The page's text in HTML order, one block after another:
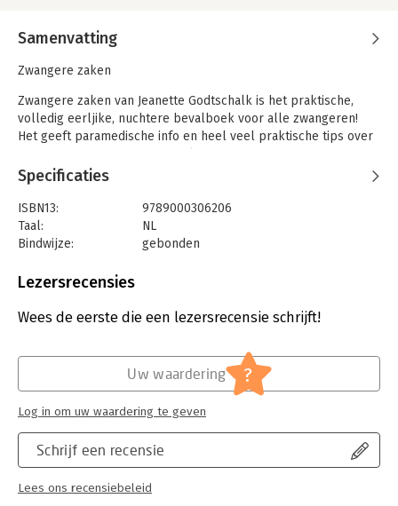
Samenvatting
Zwangere zaken
Zwangere zaken van Jeanette Godtschalk is het praktische,
volledig eerljike, nuchtere bevalboek voor alle zwangeren!
Het geeft paramedische info en heel veel praktische tips over
buik, bekken, bekkenbodem, kraamtijd en babytips. Het boek
staat vol informatie en oefeningen hoe je tijdens je
zwangerschap gezond blijft bewegen. Zwangere zaken vertelt
wat er nu precies gebeurt in je lichaam tijdens de bevalling en
hoe je die processen de ruimte kunt geven. Wat te doen met
je dan? Met uitklap-oefenbladen en insteekmappen.
Jeanette Godtschalk is oefentherapeut-Mensendieck. Zij is
eigenaar van 'De zwangere zaak' in Utrecht, waar zij cursussen
Specificaties
ISBN13:
9789000306206
Taal:
NL
Bindwijze:
gebonden
Uitgever:
Verschijningsdatum:
21-8-2018
Lezersrecensies
Wees de eerste die een lezersrecensie schrijft!
Schrijf een recensie
Lees ons recensiebeleid
Uw waardering ?
Log in om uw waardering te geven